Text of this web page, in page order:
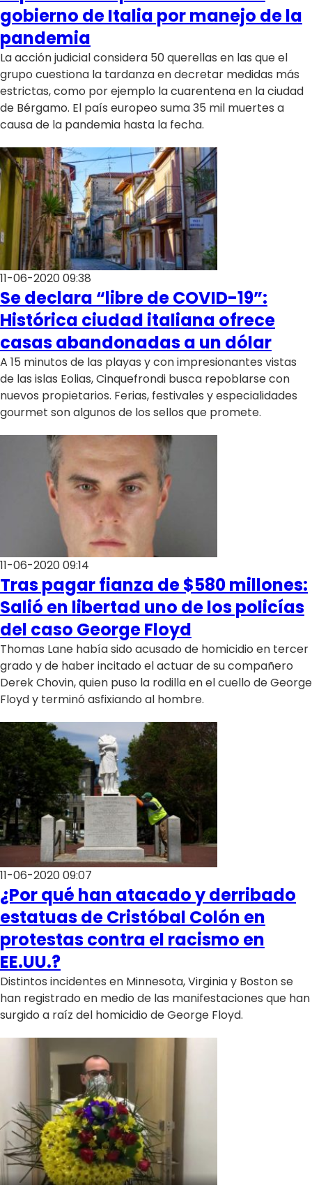
gobierno de Italia por manejo de la
pandemia
La acción judicial considera 50 querellas en las que el
grupo cuestiona la tardanza en decretar medidas más
estrictas, como por ejemplo la cuarentena en la ciudad
de Bérgamo. El país europeo suma 35 mil muertes a
causa de la pandemia hasta la fecha.
11-06-2020 09:38
Se declara “libre de COVID-19”:
Histórica ciudad italiana ofrece
casas abandonadas a un dólar
A 15 minutos de las playas y con impresionantes vistas
de las islas Eolias, Cinquefrondi busca repoblarse con
nuevos propietarios. Ferias, festivales y especialidades
gourmet son algunos de los sellos que promete.
11-06-2020 09:14
Tras pagar fianza de $580 millones:
Salió en libertad uno de los policías
del caso George Floyd
Thomas Lane había sido acusado de homicidio en tercer
grado y de haber incitado el actuar de su compañero
Derek Chovin, quien puso la rodilla en el cuello de George
Floyd y terminó asfixiando al hombre.
11-06-2020 09:07
¿Por qué han atacado y derribado
estatuas de Cristóbal Colón en
protestas contra el racismo en
EE.UU.?
Distintos incidentes en Minnesota, Virginia y Boston se
han registrado en medio de las manifestaciones que han
surgido a raíz del homicidio de George Floyd.
Club De La Comedia
Contigo en Directo
Plan Perfecto
El Tiempo
Sabingo
Todos Los Programas